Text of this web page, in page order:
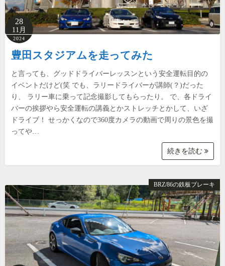
28
11月
2024
豊田スタジアムを走ってみた
と言っても、グッドドライバーレッスンという安全運転目的の
イベントだけど(笑 でも、ラリードライバーが講師(？)だった
り、 ラリー車に乗って記念撮影してもらったり。 で、各ドライ
バーの挨拶やら安全運転の講義とかストレッチとかして、いざ
ドライブ！ せっかくなので360度カメラの動画で周りの景色を撮
ってや…
続きを読む
BRZ/86の鉄板ブレーキ